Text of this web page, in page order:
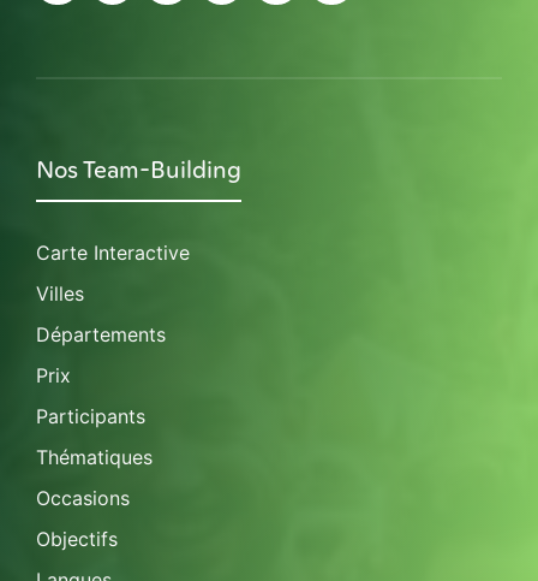
Nos Team-Building
Carte Interactive
Villes
Départements
Prix
Participants
Thématiques
Occasions
Objectifs